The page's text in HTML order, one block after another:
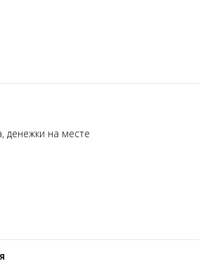
денежки на месте